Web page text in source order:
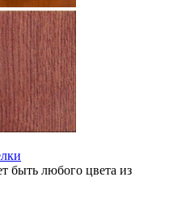
любого цвета из